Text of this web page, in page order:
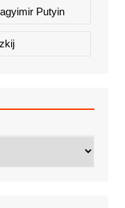
Putyin